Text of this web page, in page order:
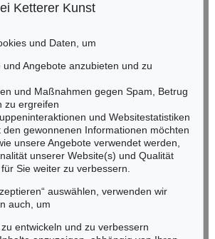
Stillleben mit Krügen
58 80-038
58 80-595
164
8618661
Ketterer Kunst
und Daten, um
und Angebote anzubieten und zu
und Maßnahmen gegen Spam, Betrug
zu ergreifen
und Websitestatistiken
gewonnenen Informationen möchten
unsere Angebote verwendet werden,
unserer Website(s) und Qualität
Sie weiter zu verbessern.
auswählen, verwenden wir
auch, um
entwickeln und zu verbessern